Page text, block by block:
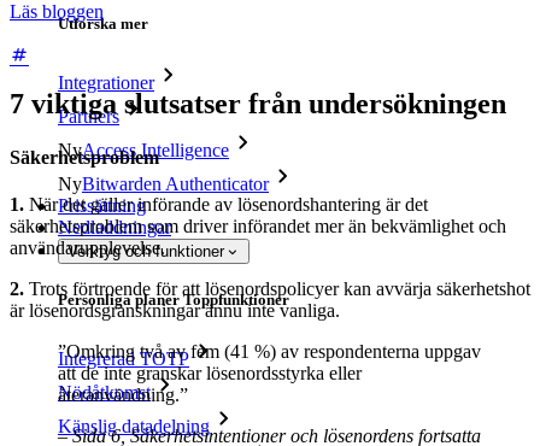
Utforska mer
Integrationer
Partners
NyAccess Intelligence
NyBitwarden Authenticator
Prissättning
Nedladdningar
Verktyg och funktioner
Personliga planer Toppfunktioner
Integrerad TOTP
Nödåtkomst
Känslig datadelning
Läs bloggen
7 viktiga slutsatser från undersökningen
Säkerhetsproblem
1. När det gäller införande av lösenordshantering är det
säkerhetsproblem som driver införandet mer än bekvämlighet och
användarupplevelse.
2. Trots förtroende för att lösenordspolicyer kan avvärja säkerhetshot
är lösenordsgranskningar ännu inte vanliga.
”Omkring två av fem (41 %) av respondenterna uppgav
att de inte granskar lösenordsstyrka eller
återanvändning.”
– Sida 6, Säkerhetsintentioner och lösenordens fortsatta